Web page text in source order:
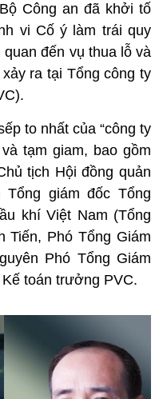
Công an đã khởi tố
vi Cố ý làm trái quy
đến vụ thua lỗ và
ra tại Tổng công ty
to nhất của “công ty
tạm giam, bao gồm
tịch Hội đồng quản
Tổng giám đốc Tổng
khí Việt Nam (Tổng
Tiến, Phó Tổng Giám
Phó Tổng Giám
toán trưởng PVC.